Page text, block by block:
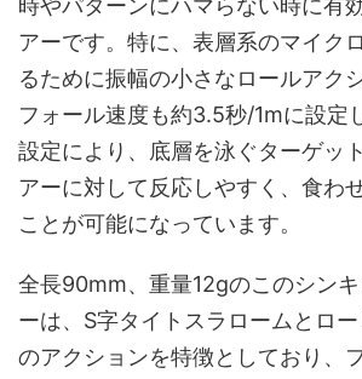
時やパターンにハマらない時に有
アーです。特に、表層系のマイク
るために振幅の小さなロールアク
フォール速度も約3.5秒/1mに設定
設定により、底層を泳ぐターゲッ
アーに対して反応しやすく、食わ
ことが可能になっています。
全長90mm、重量12gのこのシン
ーは、S字タイトスラロームとロ
のアクションを特徴としており、